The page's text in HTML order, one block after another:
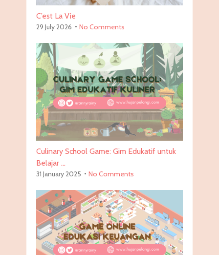
C’est La Vie
29 July 2026 No Comments
Culinary School Game: Gim Edukatif untuk
Belajar …
31 January 2025 No Comments